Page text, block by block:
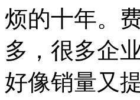
烦的十年。
多，很多企
好像销量又